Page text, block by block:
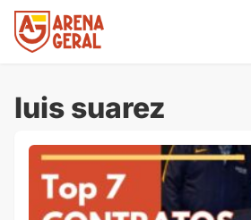
luis suarez